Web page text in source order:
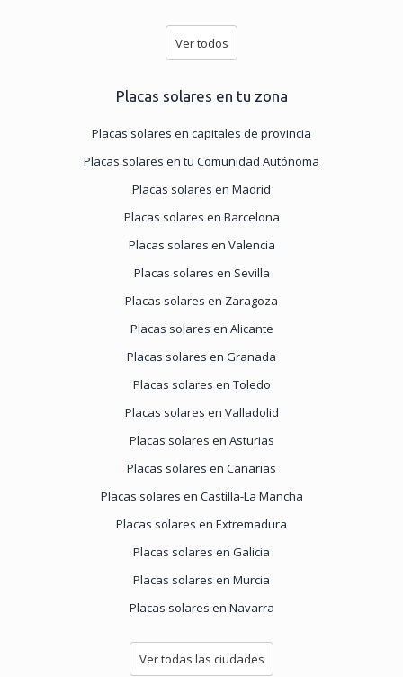
Ver todos
Placas solares en tu zona
Placas solares en capitales de provincia
Placas solares en tu Comunidad Autónoma
Placas solares en Madrid
Placas solares en Barcelona
Placas solares en Valencia
Placas solares en Sevilla
Placas solares en Zaragoza
Placas solares en Alicante
Placas solares en Granada
Placas solares en Toledo
Placas solares en Valladolid
Placas solares en Asturias
Placas solares en Canarias
Placas solares en Castilla-La Mancha
Placas solares en Extremadura
Placas solares en Galicia
Placas solares en Murcia
Placas solares en Navarra
Ver todas las ciudades